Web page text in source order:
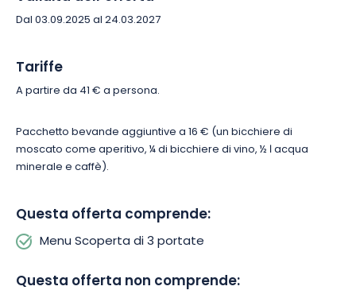
Dal 03.09.2025 al 24.03.2027
Tariffe
A partire da 41 € a persona.
Pacchetto bevande aggiuntive a 16 € (un bicchiere di
moscato come aperitivo, ¼ di bicchiere di vino, ½ ℓ acqua
minerale e caffè).
Questa offerta comprende:
Menu Scoperta di 3 portate
Questa offerta non comprende: